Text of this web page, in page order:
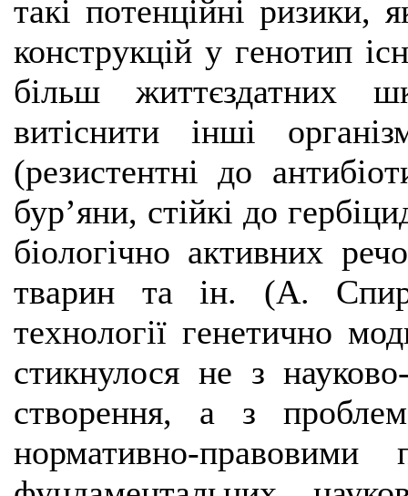
такі потенційні ризики,
конструкцій у генотип
більш життєздатних
витіснити інші
(резистентні до
бур’яни, стійкі до
біологічно активних
тварин та ін. (А.
технології генетично
стикнулося не з
створення, а з
нормативно-